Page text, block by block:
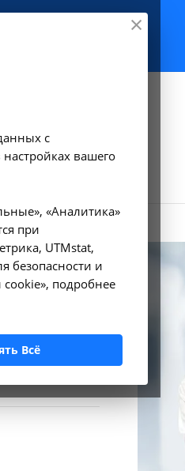
с
вашего
«Аналитика»
при
UTMstat,
безопасности и
подробнее
Всё